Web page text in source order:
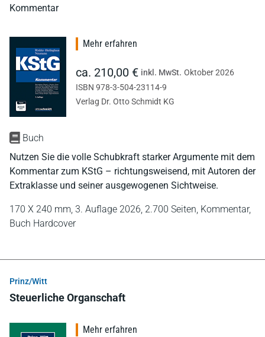
Kommentar
Buch
Nutzen Sie die volle Schubkraft starker Argumente mit dem
Kommentar zum KStG – richtungsweisend, mit Autoren der
Extraklasse und seiner ausgewogenen Sichtweise.
170 X 240 mm, 3. Auflage 2026, 2.700 Seiten, Kommentar,
Buch Hardcover
Mehr erfahren
ca. 210,00 € inkl. MwSt. Oktober 2026
ISBN 978-3-504-23114-9
Verlag Dr. Otto Schmidt KG
Prinz/Witt
Steuerliche Organschaft
Mehr erfahren